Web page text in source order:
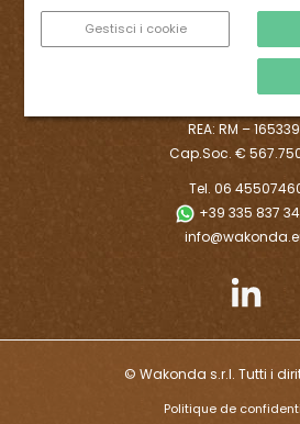
Wakonda società
Sede legale: Via
REA: RM –
Cap.Soc. €
Tel. 06
+39 335 837
© Wakonda s.r.l. Tutti i
Politique de
Gestisci i cookie